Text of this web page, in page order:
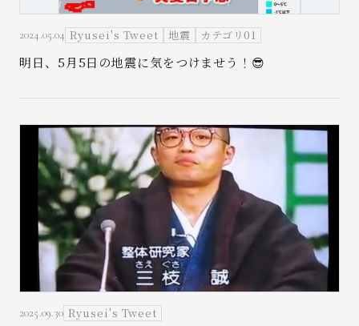
2024.05.04 Ryusei's Tweet 地震 カテゴリ01
明日、5月5日の地震に気をつけませう！😎
2025.09.30 Ryusei's Tweet